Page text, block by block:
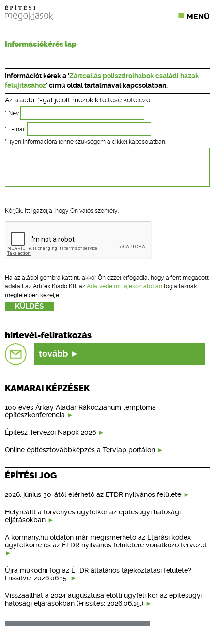
MENÜ
CPR TERMÉKKIÍRÁS
ÉPÍTÉSI JOG
ONLINE KÉPZÉSEK
TERVEZÉSI SEGÉDLETEK
Információkérés lap
Információt kérek a 'Zártcellás polisztirolhabok családi házak
felújításához' című oldal tartalmával kapcsolatban.
Az alábbi, *-gal jelölt mezők kitöltése kötelező.
* Név
* E-mail
* Ilyen információra lenne szükségem a cikkel kapcsolatban:
Kérjük, itt igazolja, hogy Ön valós személy:
Ha az alábbi gombra kattint, akkor Ön ezzel elfogadja, hogy a fent megadott
adatait az Artifex Kiadó Kft. az Adatvédelmi tájékoztatóban foglaltaknak
megfelelően kezelje.
hírlevél-feliratkozás
tovább
KAMARAI KÉPZÉSEK
100 éves Árkay Aladár Rákócziánum temploma
építészkonferencia
Építész Tervezői Napok 2026
Online építésztovábbképzés a Tervlap portálon
ÉPÍTÉSI JOG
2026. június 30-ától elérhető az ÉTDR nyilvános felülete
Helyreállt a törvényes ügyfélkör az építésügyi hatósági
eljárásokban
A kormany.hu oldalon már megismerhető az Eljárási kódex
ügyfélkörre és az ÉTDR nyilvános felületére vonatkozó tervezet
Újra működni fog az ÉTDR általános tájékoztatási felülete? -
Frissítve: 2026.06.15.
Visszaállhat a 2024 augusztusa előtti ügyféli kör az építésügyi
hatósági eljárásokban (Frissítés: 2026.06.15.)